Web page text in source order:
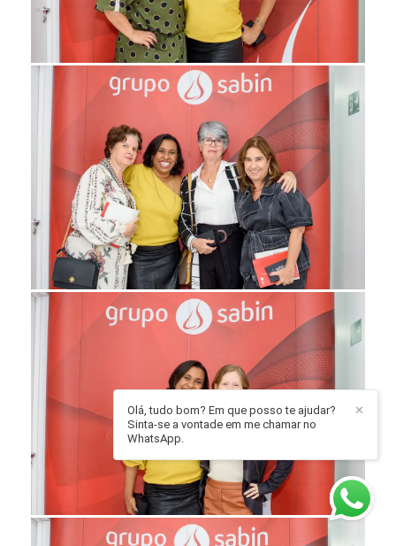
✕
Olá, tudo bom? Em que posso te ajudar?
Sinta-se a vontade em me chamar no
WhatsApp.